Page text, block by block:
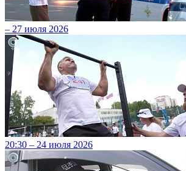
– 27 июля 2026
20:30 – 24 июля 2026